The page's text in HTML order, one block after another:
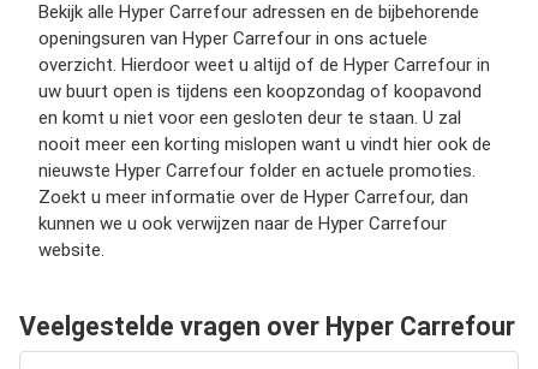
Bekijk alle Hyper Carrefour adressen en de bijbehorende
openingsuren van Hyper Carrefour in ons actuele
overzicht. Hierdoor weet u altijd of de Hyper Carrefour in
uw buurt open is tijdens een koopzondag of koopavond
en komt u niet voor een gesloten deur te staan. U zal
nooit meer een korting mislopen want u vindt hier ook de
nieuwste Hyper Carrefour folder en actuele promoties.
Zoekt u meer informatie over de Hyper Carrefour, dan
kunnen we u ook verwijzen naar de Hyper Carrefour
website.
Veelgestelde vragen over Hyper Carrefour